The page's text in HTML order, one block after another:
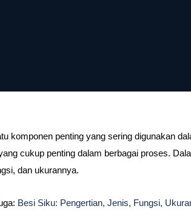
komponen penting yang sering digunakan
cukup penting dalam berbagai proses.
dan ukurannya.
Besi Siku: Pengertian, Jenis, Fungsi,